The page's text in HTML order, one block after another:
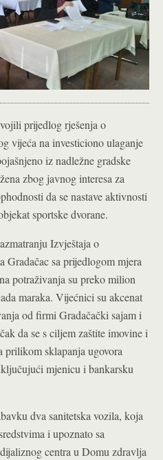
prijedlog rješenja o
vijeća na investiciono ulaganje
iz nadležne gradske
zbog javnog interesa za
da se nastave aktivnosti
sportske dvorane.
Izvještaja o
Gradačac sa prijedlogom mjera
potraživanja su preko milion
maraka. Vijećnici su akcenat
od firmi Gradačački sajam i
da se s ciljem zaštite imovine i
prilikom sklapanja ugovora
mjenicu i bankarsku
dva sanitetska vozila, koja
i upoznato sa
centra u Domu zdravlja